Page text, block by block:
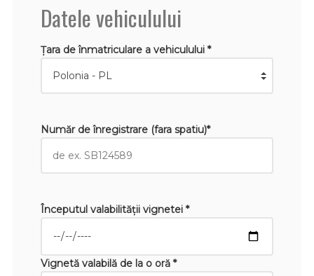
Datele vehiculului
Țara de înmatriculare a vehiculului *
Număr de înregistrare (fara spatiu)*
Începutul valabilităţii vignetei *
Vignetă valabilă de la o oră *